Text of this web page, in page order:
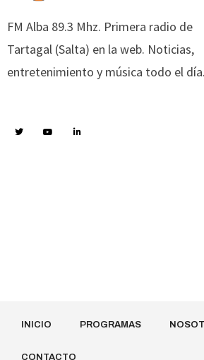
FM Alba 89.3 Mhz. Primera radio de
Tartagal (Salta) en la web. Noticias,
entretenimiento y música todo el día.
INICIO PROGRAMAS
CONTACTO